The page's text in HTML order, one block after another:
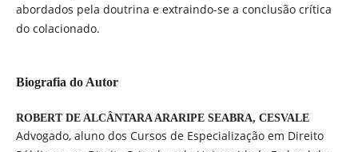
abordados pela doutrina e extraindo-se a conclusão crítica
do colacionado.
Biografia do Autor
ROBERT DE ALCÂNTARA ARARIPE SEABRA, CESVALE
Advogado, aluno dos Cursos de Especialização em Direito